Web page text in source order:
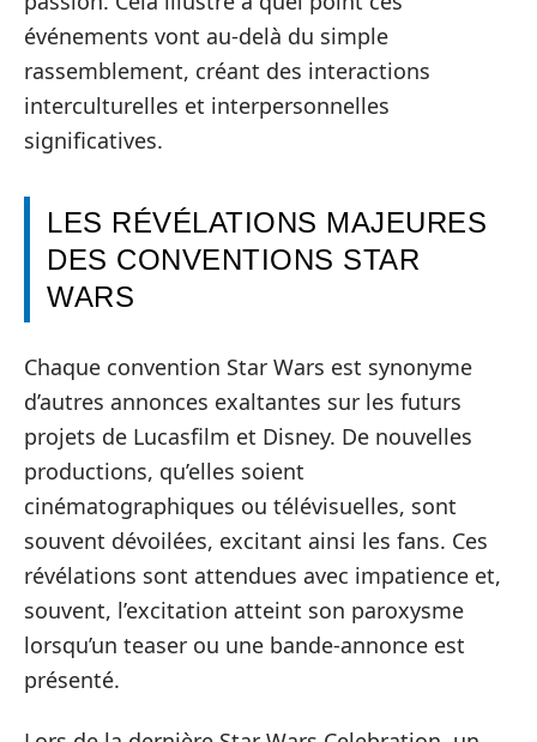
événements vont au-delà du simple
rassemblement, créant des interactions
interculturelles et interpersonnelles
significatives.
LES RÉVÉLATIONS MAJEURES
DES CONVENTIONS STAR
WARS
Chaque convention Star Wars est synonyme
d’autres annonces exaltantes sur les futurs
projets de Lucasfilm et Disney. De nouvelles
productions, qu’elles soient
cinématographiques ou télévisuelles, sont
souvent dévoilées, excitant ainsi les fans. Ces
révélations sont attendues avec impatience et,
souvent, l’excitation atteint son paroxysme
lorsqu’un teaser ou une bande-annonce est
présenté.